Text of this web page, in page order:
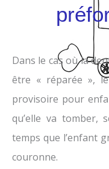
Dans le cas où la
être « réparée »,
provisoire pour
qu’elle va tomber,
temps que l’enfant
couronne.